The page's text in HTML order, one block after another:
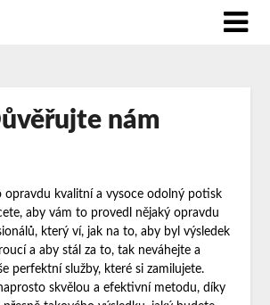
nám
opravdu kvalitní a vysoce odolný potisk
aby vám to provedl nějaký opravdu
který ví, jak na to, aby byl výsledek
a aby stál za to, tak neváhejte a
perfektní služby, které si zamilujete.
skvělou a efektivní metodu, díky